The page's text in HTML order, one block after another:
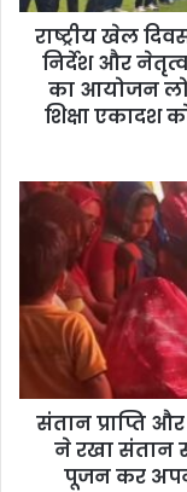
d
राष्ट्रीय खेल
निर्देश और
का आयोजन लो
शिक्षा एकादश
संतान प्राप्ति
ने रखा संतान
पूजन कर अपने